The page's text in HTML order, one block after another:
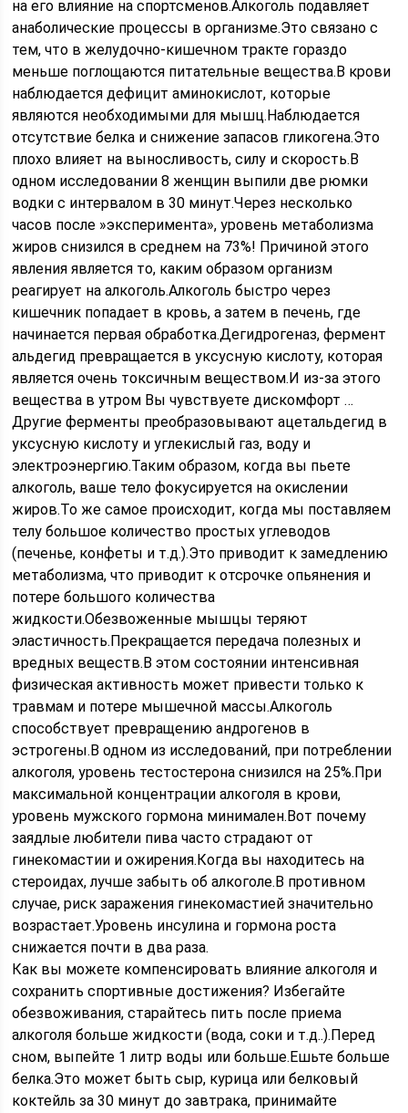
на его влияние на спортсменов.Алкоголь подавляет
анаболические процессы в организме.Это связано с
тем, что в желудочно-кишечном тракте гораздо
меньше поглощаются питательные вещества.В крови
наблюдается дефицит аминокислот, которые
являются необходимыми для мышц.Наблюдается
отсутствие белка и снижение запасов гликогена.Это
плохо влияет на выносливость, силу и скорость.В
одном исследовании 8 женщин выпили две рюмки
водки с интервалом в 30 минут.Через несколько
часов после »эксперимента», уровень метаболизма
жиров снизился в среднем на 73%! Причиной этого
явления является то, каким образом организм
реагирует на алкоголь.Алкоголь быстро через
кишечник попадает в кровь, а затем в печень, где
начинается первая обработка.Дегидрогеназ, фермент
альдегид превращается в уксусную кислоту, которая
является очень токсичным веществом.И из-за этого
вещества в утром Вы чувствуете дискомфорт …
Другие ферменты преобразовывают ацетальдегид в
уксусную кислоту и углекислый газ, воду и
электроэнергию.Таким образом, когда вы пьете
алкоголь, ваше тело фокусируется на окислении
жиров.То же самое происходит, когда мы поставляем
телу большое количество простых углеводов
(печенье, конфеты и т.д.).Это приводит к замедлению
метаболизма, что приводит к отсрочке опьянения и
потере большого количества
жидкости.Обезвоженные мышцы теряют
эластичность.Прекращается передача полезных и
вредных веществ.В этом состоянии интенсивная
физическая активность может привести только к
травмам и потере мышечной массы.Алкоголь
способствует превращению андрогенов в
эстрогены.В одном из исследований, при потреблении
алкоголя, уровень тестостерона снизился на 25%.При
максимальной концентрации алкоголя в крови,
уровень мужского гормона минимален.Вот почему
заядлые любители пива часто страдают от
гинекомастии и ожирения.Когда вы находитесь на
стероидах, лучше забыть об алкоголе.В противном
случае, риск заражения гинекомастией значительно
возрастает.Уровень инсулина и гормона роста
снижается почти в два раза.
Как вы можете компенсировать влияние алкоголя и
сохранить спортивные достижения? Избегайте
обезвоживания, старайтесь пить после приема
алкоголя больше жидкости (вода, соки и т.д..).Перед
сном, выпейте 1 литр воды или больше.Ешьте больше
белка.Это может быть сыр, курица или белковый
коктейль за 30 минут до завтрака, принимайте